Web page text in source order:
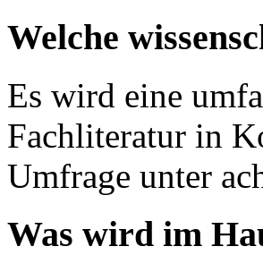
Welche
Es wird eine
Fachliteratur in
Umfrage unter
Was wird im